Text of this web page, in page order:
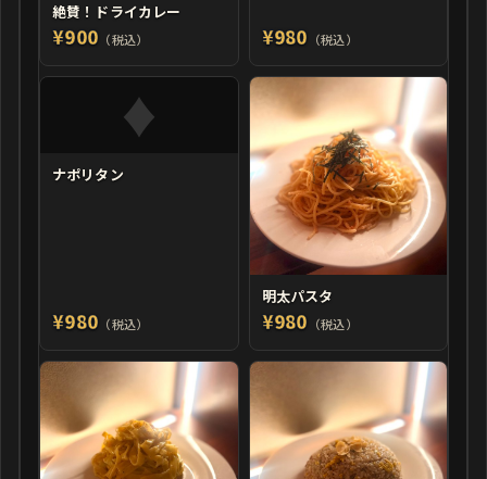
絶賛！ドライカレー
¥900 （税込） ¥980 （税込）
ナポリタン
¥980 （税込）
明太パスタ
¥980 （税込）